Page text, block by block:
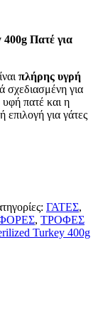
Πατέ για
πλήρης υγρή
σχεδιασμένη για
πατέ και η
για γάτες
ΓΑΤΕΣ,
, ΤΡΟΦΕΣ
Turkey 400g